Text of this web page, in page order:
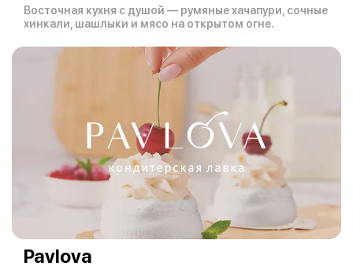
Восточная кухня с душой — румяные хачапури, сочные
хинкали, шашлыки и мясо на открытом огне.
Pavlova